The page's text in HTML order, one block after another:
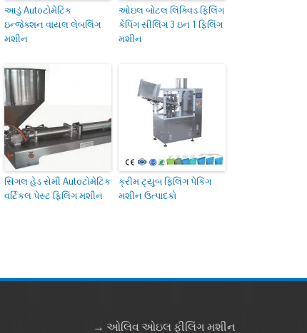
આડું Autoટોમેટિક
ઇન્જેક્શન વાયલ લેબલિંગ
મશીન
ઓઇલ બોટલ લિક્વિડ ફિલિંગ
કેપિંગ સીલિંગ 3 ઇન 1 ફિલિંગ
મશીન
સિંગલ હેડ સેમી Autoટોમેટિક
વર્ટિકલ પેસ્ટ ફિલિંગ મશીન
ક્રીમ ટ્યુબ ફિલિંગ પેકિંગ
મશીન ઉત્પાદકો
→ ઓલિવ ઓઇલ ફીલિંગ મશીન